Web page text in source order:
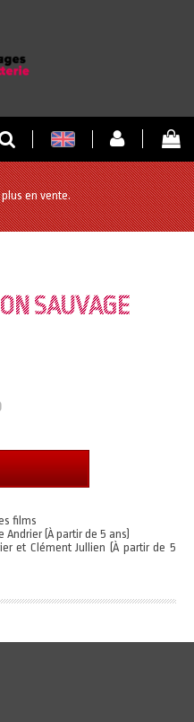
en vente.
SAUVAGE
films
Andrier (À partir de 5 ans)
et Clément Jullien (À partir de 5
de votre choix.
sauvage#23068